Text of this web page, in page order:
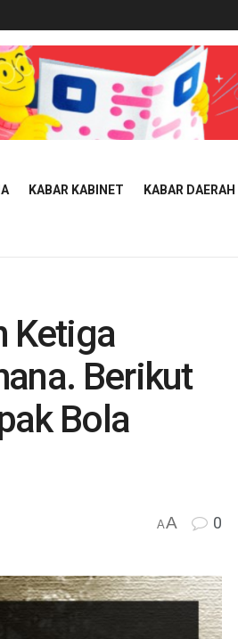
KABAR KABINET KABAR DAERAH
Ketiga
Berikut
Bola
AA 0